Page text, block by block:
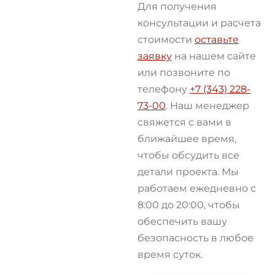
Для получения
консультации и расчета
стоимости оставьте
заявку на нашем сайте
или позвоните по
телефону +7 (343) 228-
73-00. Наш менеджер
свяжется с вами в
ближайшее время,
чтобы обсудить все
детали проекта. Мы
работаем ежедневно с
8:00 до 20:00, чтобы
обеспечить вашу
безопасность в любое
время суток.